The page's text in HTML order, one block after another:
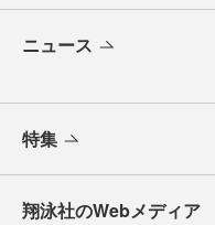
ニュース
特集
翔泳社のWebメディア